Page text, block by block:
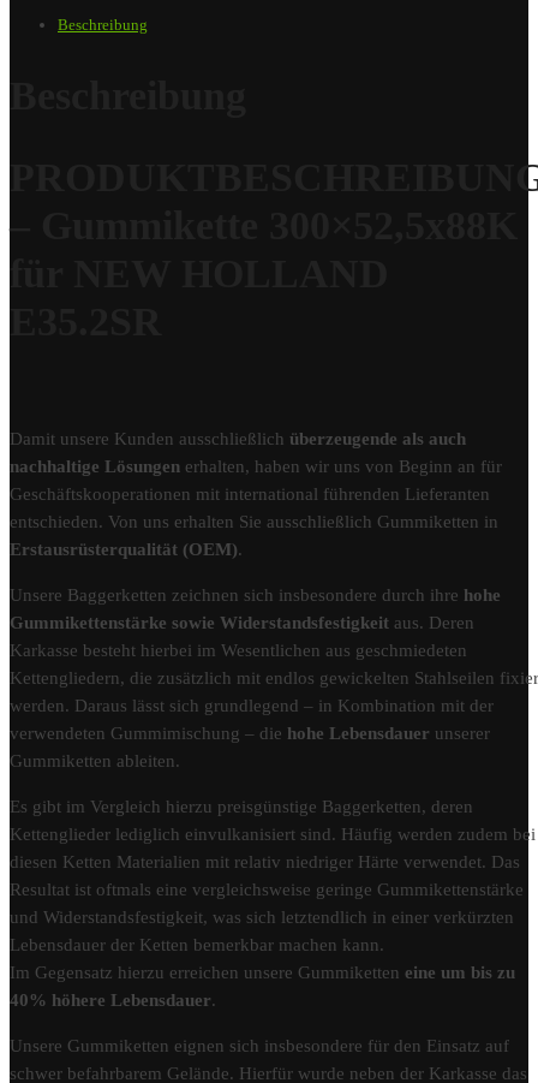
Beschreibung
Damit unsere Kunden ausschließlich überzeugende als auch
nachhaltige Lösungen erhalten, haben wir uns von Beginn an für
Geschäftskooperationen mit international führenden Lieferanten
entschieden. Von uns erhalten Sie ausschließlich Gummiketten in
Erstausrüsterqualität (OEM).
Unsere Baggerketten zeichnen sich insbesondere durch ihre hohe
Gummikettenstärke sowie Widerstandsfestigkeit aus. Deren
Karkasse besteht hierbei im Wesentlichen aus geschmiedeten
Kettengliedern, die zusätzlich mit endlos gewickelten Stahlseilen
werden. Daraus lässt sich grundlegend – in Kombination mit der
verwendeten Gummimischung – die hohe Lebensdauer unserer
Gummiketten ableiten.
Es gibt im Vergleich hierzu preisgünstige Baggerketten, deren
Kettenglieder lediglich einvulkanisiert sind. Häufig werden zudem bei
diesen Ketten Materialien mit relativ niedriger Härte verwendet. Das
Resultat ist oftmals eine vergleichsweise geringe Gummikettenstärke
und Widerstandsfestigkeit, was sich letztendlich in einer verkürzten
Lebensdauer der Ketten bemerkbar machen kann.
Im Gegensatz hierzu erreichen unsere Gummiketten eine um bis zu
40% höhere Lebensdauer.
Unsere Gummiketten eignen sich insbesondere für den Einsatz auf
schwer befahrbarem Gelände. Hierfür wurde neben der Karkasse das